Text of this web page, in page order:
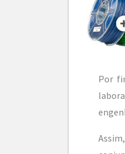
Por